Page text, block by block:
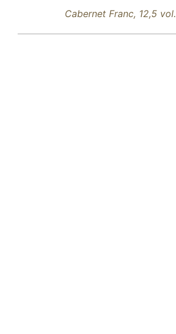
Cabernet Franc, 12,5